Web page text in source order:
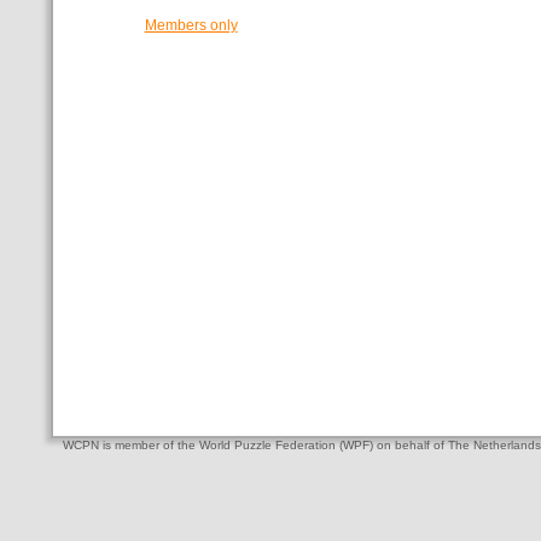
Members only
WCPN is member of the World Puzzle Federation (WPF) on behalf of The